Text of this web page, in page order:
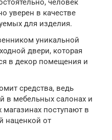
человек
уверен в качестве
для изделия.
уникальной
двери, которая
в декор помещения и
средства, ведь
в мебельных салонах и
поступают в
наценкой от